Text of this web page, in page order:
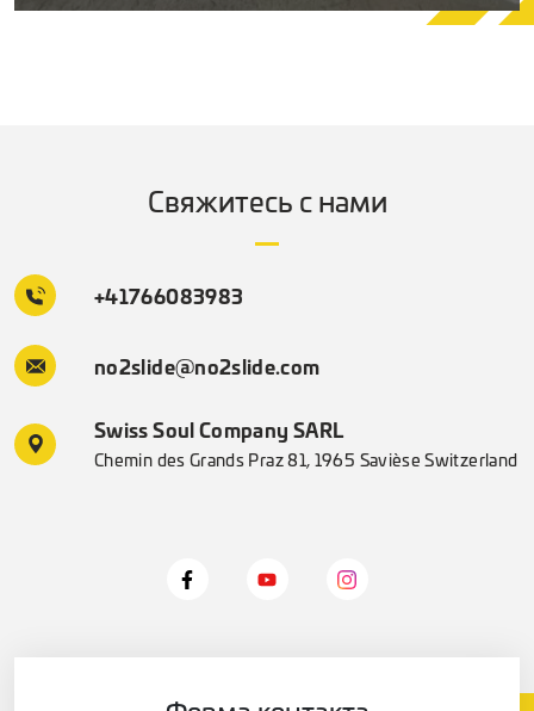
Свяжитесь с нами
+41766083983
no2slide@no2slide.com
Swiss Soul Company SARL
Chemin des Grands Praz 81, 1965 Savièse Switzerland